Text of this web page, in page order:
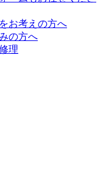
お考えの方へ
の方へ
理